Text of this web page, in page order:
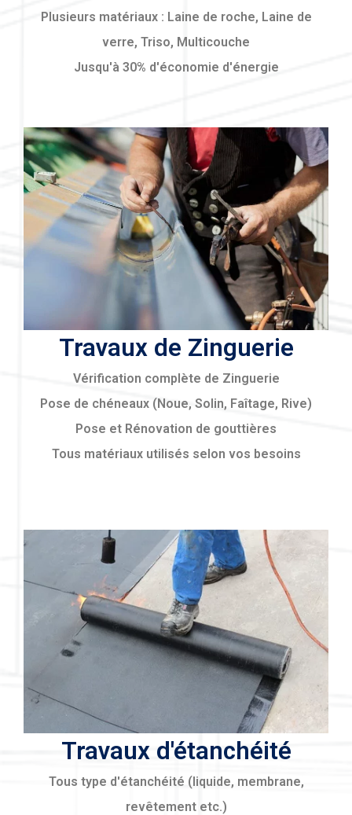
Plusieurs matériaux : Laine de roche, Laine de
verre, Triso, Multicouche
Jusqu'à 30% d'économie d'énergie
Travaux de Zinguerie
Vérification complète de Zinguerie
Pose de chéneaux (Noue, Solin, Faîtage, Rive)
Pose et Rénovation de gouttières
Tous matériaux utilisés selon vos besoins
Travaux d'étanchéité
Tous type d'étanchéité (liquide, membrane,
revêtement etc.)